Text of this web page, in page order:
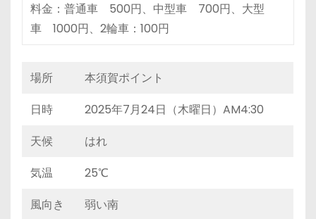
料金：普通車 500円、中型車 700円、大型
車 1000円、2輪車：100円
場所
本須賀ポイント
日時
2025年7月24日（木曜日）AM4:30
天候
はれ
気温
25℃
風向き
弱い南